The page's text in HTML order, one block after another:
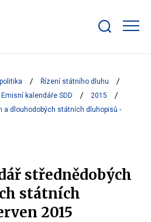
bar
Řízení státního dluhu
Emisní kalendáře SDD
2015
a dlouhodobých státních dluhopisů -
střednědobých
státních
2015